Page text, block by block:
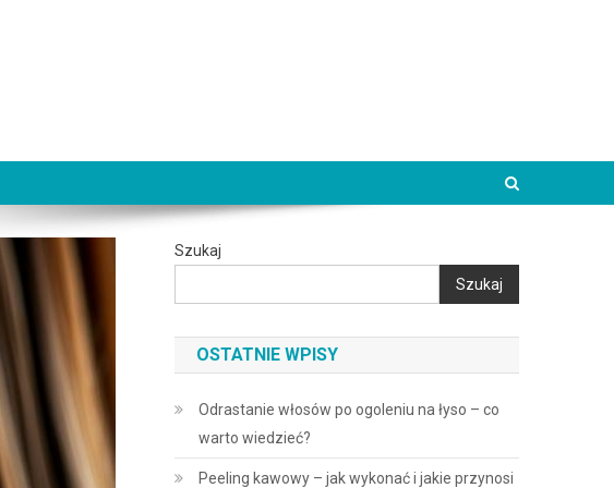
Szukaj
Szukaj
OSTATNIE WPISY
Odrastanie włosów po ogoleniu na łyso – co
warto wiedzieć?
Peeling kawowy – jak wykonać i jakie przynosi